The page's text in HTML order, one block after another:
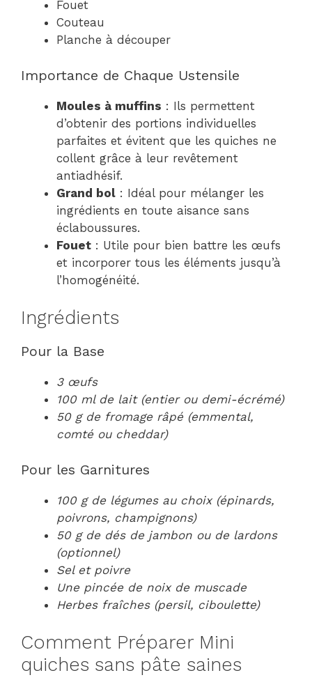
Fouet
Couteau
Planche à découper
Importance de Chaque Ustensile
Moules à muffins : Ils permettent
d’obtenir des portions individuelles
parfaites et évitent que les quiches ne
collent grâce à leur revêtement
antiadhésif.
Grand bol : Idéal pour mélanger les
ingrédients en toute aisance sans
éclaboussures.
Fouet : Utile pour bien battre les œufs
et incorporer tous les éléments jusqu’à
l’homogénéité.
Ingrédients
Pour la Base
3 œufs
100 ml de lait (entier ou demi-écrémé)
50 g de fromage râpé (emmental,
comté ou cheddar)
Pour les Garnitures
100 g de légumes au choix (épinards,
poivrons, champignons)
50 g de dés de jambon ou de lardons
(optionnel)
Sel et poivre
Une pincée de noix de muscade
Herbes fraîches (persil, ciboulette)
Comment Préparer Mini
quiches sans pâte saines